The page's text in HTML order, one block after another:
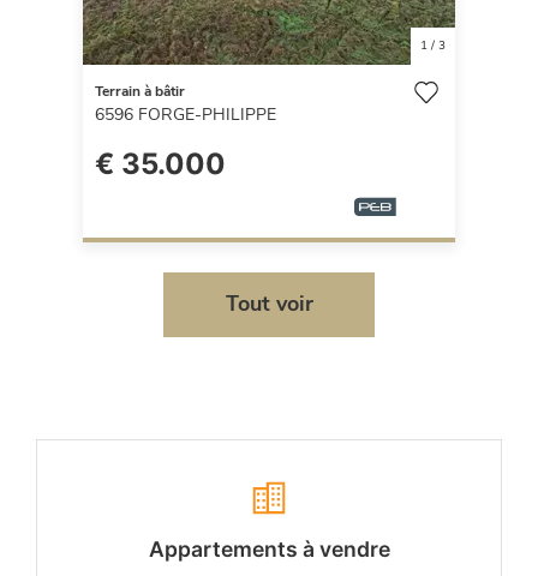
1/ 3
Terrain à bâtir
6596 FORGE-PHILIPPE
€ 35.000
Tout voir
Appartements à vendre